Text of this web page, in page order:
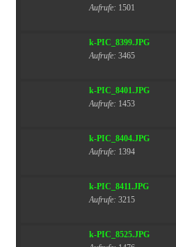
Aufrufe: 1501
k-PIC_8399.JPG
Aufrufe: 3465
k-PIC_8401.JPG
Aufrufe: 1453
k-PIC_8404.JPG
Aufrufe: 1394
k-PIC_8411.JPG
Aufrufe: 3215
k-PIC_8525.JPG